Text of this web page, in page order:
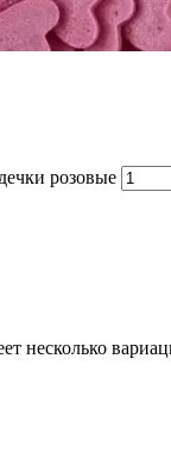
розовые
несколько